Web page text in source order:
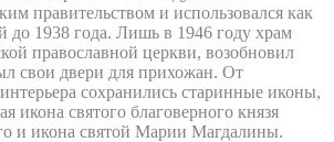
правительством и использовался как
до 1938 года. Лишь в 1946 году храм
православной церкви, возобновил
свои двери для прихожан. От
сохранились старинные иконы,
икона святого благоверного князя
и икона святой Марии Магдалины.